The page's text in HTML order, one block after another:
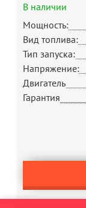
В наличии
Мощность:
Вид топлива:
Тип запуска:
Напряжение:
Двигатель
Гарантия